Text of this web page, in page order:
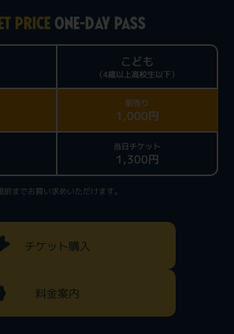
PRICEONE-DAY PASS
こども
（4歳以上高校生以下）
前売り
1,000円
当日チケット
1,300円
までお買い求めいただけます。
チケット購入
料金案内